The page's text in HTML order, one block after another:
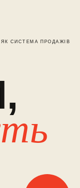
СИСТЕМА ПРОДАЖІВ